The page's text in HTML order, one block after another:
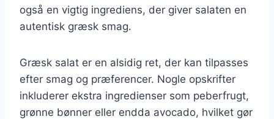
også en vigtig ingrediens, der giver salaten en
autentisk græsk smag.
Græsk salat er en alsidig ret, der kan tilpasses
efter smag og præferencer. Nogle opskrifter
inkluderer ekstra ingredienser som peberfrugt,
grønne bønner eller endda avocado, hvilket gør